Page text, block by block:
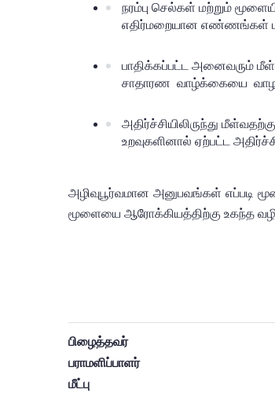
நரம்பு செல்கள் மற்றும்
எதிர்மறையான எண்ணங்கள்
பாதிக்கப்பட்ட அனைவரும்
சாதாரண  வாழ்க்கையை
அதிர்ச்சியிலிருந்து
உறவுகளினால் ஏற்பட்ட
அழிவுபூர்வமான அனுபவங்கள் எப்படி
மூளையை ஆரோக்கியத்திற்கு உகந்த
பிழைத்தவர்
பராமளிப்பாளர்
மீட்பு